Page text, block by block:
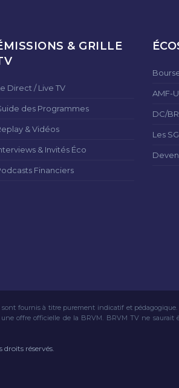
& GRILLE
Direct / Live TV
des Programmes
& Vidéos
& Invités Éco
Financiers
AMF-
DC/
Les
fournis à titre purement indicatif et
offre officielle de la BRVM. BRVM TV ne saurait
droits réservés.